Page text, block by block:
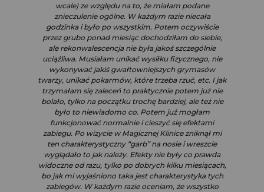
wcale) ze względu na to, że miałam podane
znieczulenie ogólne. W każdym razie niecała
godzinka i było po wszystkim. Potem oczywiście
przez grubo ponad miesiąc dochodziłam do siebie,
ale rekonwalescencja nie była jakoś szczególnie
uciążliwa. Musiałam unikać wysiłku fizycznego, nie
wykonywać jakiś gwałtowniejszych grymasów
twarzy, unikać pokarmów, które trzeba rzuć, etc. I jak
trzymałam się zaleceń to praktycznie potem już nie
bolało, tylko na początku trochę bardziej, ale też nie
było to niewiadomo co. Potem już mogłam
funkcjonować normalnie i cieszyć się efektami
zabiegu. Po wizycie w Magicznej Klinice zniknął mi
ten charakterystyczny “garb” na nosie i wreszcie
wyglądało to jak należy. Efekty nie były co prawda
widoczne od razu, tylko po dobrych kilku miesiącach,
bo jak mi wyjaśniono taka jest charakterystyka tych
zabiegów. W każdym razie oceniam, że wszystko